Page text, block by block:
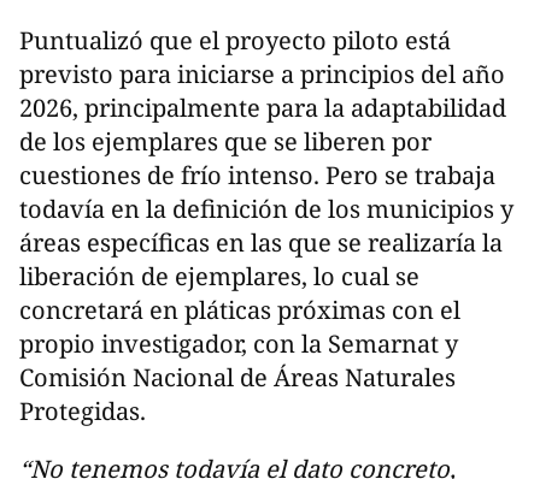
Puntualizó que el proyecto piloto está
previsto para iniciarse a principios del año
2026, principalmente para la adaptabilidad
de los ejemplares que se liberen por
cuestiones de frío intenso. Pero se trabaja
todavía en la definición de los municipios y
áreas específicas en las que se realizaría la
liberación de ejemplares, lo cual se
concretará en pláticas próximas con el
propio investigador, con la Semarnat y
Comisión Nacional de Áreas Naturales
Protegidas.
“No tenemos todavía el dato concreto,